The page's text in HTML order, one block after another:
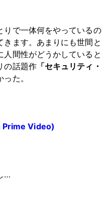
りで一体何をやっているの
ます。あまりにも世間と
間性がどうかしていると
の話題作「セキュリティ・
た。
Prime Video)
…